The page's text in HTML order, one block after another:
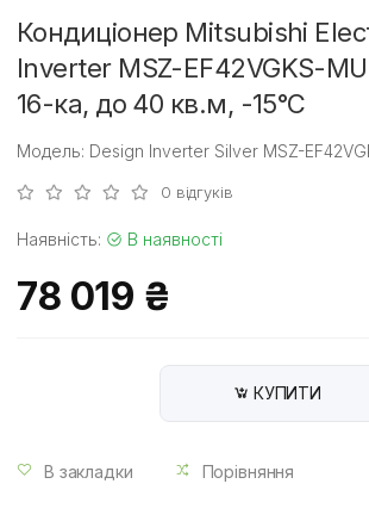
Кондиціонер Mitsubishi
Inverter MSZ-EF42VGKS-
16-ка, до 40 кв.м, -15°C
Модель: Design Inverter Silver MSZ-
0 відгуків
Наявність: В наявності
78 019 ₴
КУПИТИ
В закладки Порівняння